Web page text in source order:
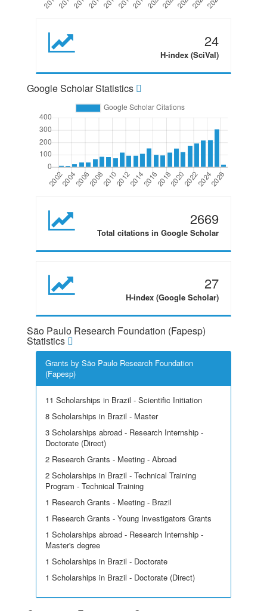
24
H-index (SciVal)
Google Scholar Statistics
2669
Total citations in Google Scholar
27
H-index (Google Scholar)
São Paulo Research Foundation (Fapesp)
Statistics
Grants by São Paulo Research Foundation
(Fapesp)
11 Scholarships in Brazil - Scientific Initiation
8 Scholarships in Brazil - Master
3 Scholarships abroad - Research Internship -
Doctorate (Direct)
2 Research Grants - Meeting - Abroad
2 Scholarships in Brazil - Technical Training
Program - Technical Training
1 Research Grants - Meeting - Brazil
1 Research Grants - Young Investigators Grants
1 Scholarships abroad - Research Internship -
Master's degree
1 Scholarships in Brazil - Doctorate
1 Scholarships in Brazil - Doctorate (Direct)